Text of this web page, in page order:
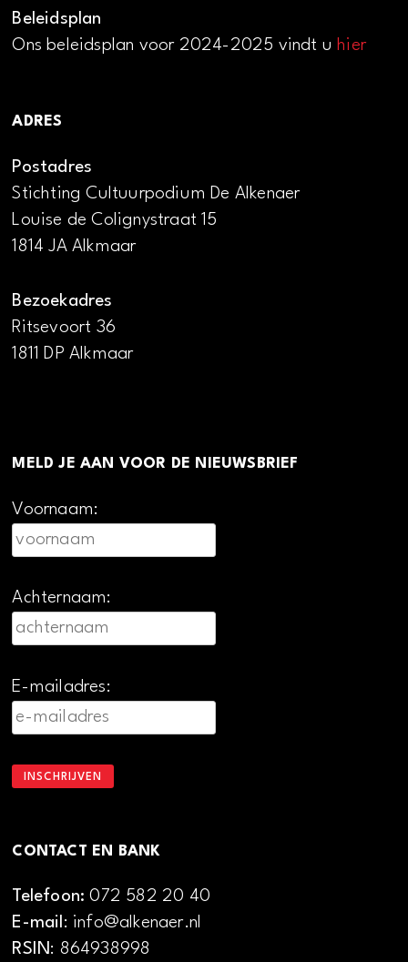
Beleidsplan
Ons beleidsplan voor 2024-2025 vindt uhier
ADRES
Postadres
Stichting Cultuurpodium De Alkenaer
Louise de Colignystraat 15
1814 JA Alkmaar
Bezoekadres
Ritsevoort 36
1811 DP Alkmaar
MELD JE AAN VOOR DE NIEUWSBRIEF
Voornaam:
Achternaam:
E-mailadres:
CONTACT EN BANK
Telefoon:072 582 20 40
E-mail: info@alkenaer.nl
RSIN: 864938998